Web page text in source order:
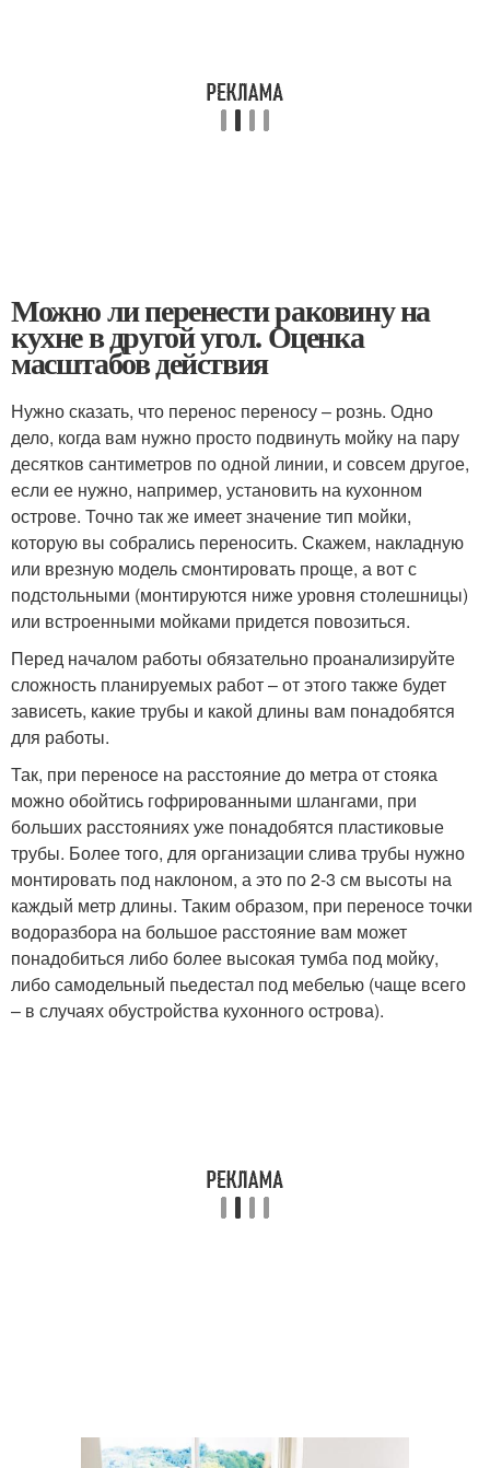
Можно ли перенести раковину на
кухне в другой угол. Оценка
масштабов действия
Нужно сказать, что перенос переносу – рознь. Одно
дело, когда вам нужно просто подвинуть мойку на пару
десятков сантиметров по одной линии, и совсем другое,
если ее нужно, например, установить на кухонном
острове. Точно так же имеет значение тип мойки,
которую вы собрались переносить. Скажем, накладную
или врезную модель смонтировать проще, а вот с
подстольными (монтируются ниже уровня столешницы)
или встроенными мойками придется повозиться.
Перед началом работы обязательно проанализируйте
сложность планируемых работ – от этого также будет
зависеть, какие трубы и какой длины вам понадобятся
для работы.
Так, при переносе на расстояние до метра от стояка
можно обойтись гофрированными шлангами, при
больших расстояниях уже понадобятся пластиковые
трубы. Более того, для организации слива трубы нужно
монтировать под наклоном, а это по 2-3 см высоты на
каждый метр длины. Таким образом, при переносе точки
водоразбора на большое расстояние вам может
понадобиться либо более высокая тумба под мойку,
либо самодельный пьедестал под мебелью (чаще всего
– в случаях обустройства кухонного острова).